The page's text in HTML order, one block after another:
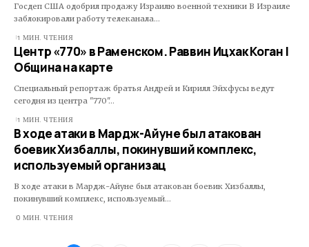
Госдеп США одобрил продажу Израилю военной техники В Израиле
заблокировали работу телеканала…
1 МИН. ЧТЕНИЯ
Центр «770» в Раменском. Раввин Ицхак Коган |
Община на карте
Специальный репортаж братья Андрей и Кирилл Эйхфусы ведут
сегодня из центра "770"…
1 МИН. ЧТЕНИЯ
В ходе атаки в Мардж-Айуне был атакован
боевик Хизбаллы, покинувший комплекс,
используемый организац
В ходе атаки в Мардж-Айуне был атакован боевик Хизбаллы,
покинувший комплекс, используемый…
0 МИН. ЧТЕНИЯ